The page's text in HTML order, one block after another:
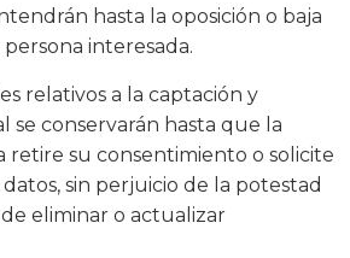
hasta la oposición o baja
interesada.
relativos a la captación y
se conservarán hasta que la
retire su consentimiento o solicite
sin perjuicio de la potestad
eliminar o actualizar